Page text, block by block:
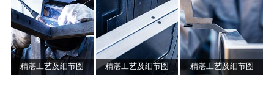
精湛工艺及细节图 精湛工艺及细节图 精湛工艺及细节图